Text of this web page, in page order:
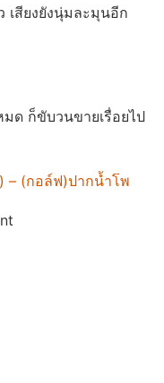
เสียงยังนุ่มละมุนอีก
มด ก็ขับวนขายเรื่อยไป
– (กอล์ฟ)ปากน้ำโพ